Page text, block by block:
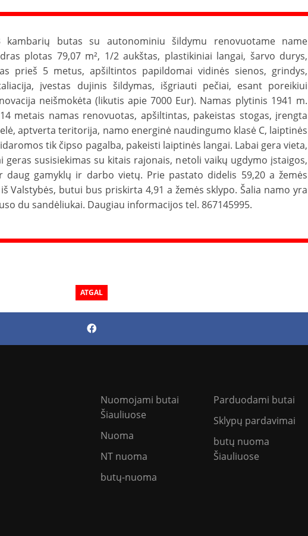
kambarių butas su autonominiu šildymu renovuotame name
plotas 79,07 m², 1/2 aukštas, plastikiniai langai, šarvo durys,
prieš 5 metus, apšiltintos papildomai vidinės sienos, grindys,
įvestas dujinis šildymas, išgriauti pečiai, esant poreikiui
neišmokėta (likutis apie 7000 Eur). Namas plytinis 1941 m.
metais namas renovuotas, apšiltintas, pakeistas stogas, įrengta
aptverta teritorija, namo energinė naudingumo klasė C, laiptinės
tik čipso pagalba, pakeisti laiptinės langai. Labai gera vieta,
susisiekimas su kitais rajonais, netoli vaikų ugdymo įstaigos,
daug gamyklų ir darbo vietų. Prie pastato didelis 59,20 a žemės
Valstybės, butui bus priskirta 4,91 a žemės sklypo. Šalia namo yra
du sandėliukai. Daugiau informacijos tel. 867145995.
ATGAL
Nuomojami butai
Šiauliuose
Nuoma
NT nuoma
butų-nuoma
Parduodami butai
Sklypų pardavimai
butų nuoma
Šiauliuose